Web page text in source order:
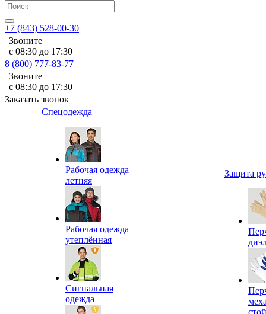
+7 (843) 528-00-30
Звоните
с 08:30 до 17:30
8 (800) 777-83-77
Звоните
с 08:30 до 17:30
Заказать звонок
Спецодежда
Рабочая одежда
летняя
Рабочая одежда
утеплённая
Сигнальная
одежда
Защита